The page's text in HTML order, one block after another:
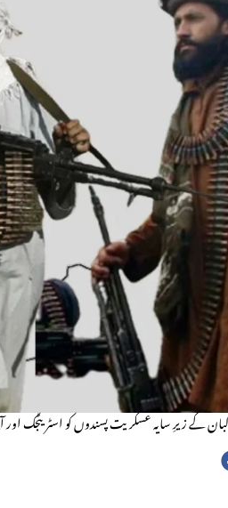
کے زیرِ سایہ عسکریت پسندوں کو اسٹریٹجک